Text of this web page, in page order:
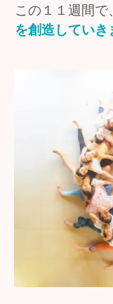
この１１週間で
を創造していき